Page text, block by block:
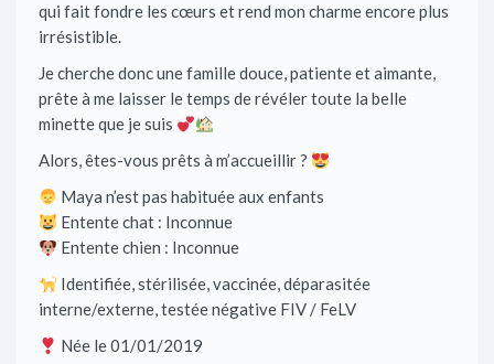
qui fait fondre les cœurs et rend mon charme encore plus
irrésistible.
Je cherche donc une famille douce, patiente et aimante,
prête à me laisser le temps de révéler toute la belle
minette que je suis
Alors, êtes-vous prêts à m’accueillir ?
Maya n’est pas habituée aux enfants
Entente chat : Inconnue
Entente chien : Inconnue
Identifiée, stérilisée, vaccinée, déparasitée
interne/externe, testée négative FIV / FeLV
Née le 01/01/2019